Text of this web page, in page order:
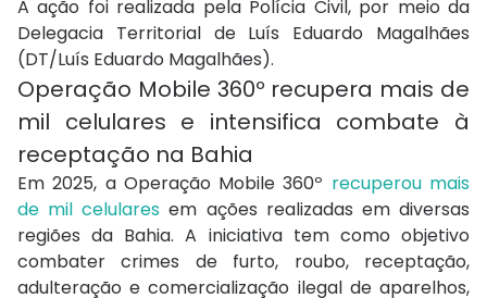
A ação foi realizada pela Polícia Civil, por meio da
Delegacia Territorial de Luís Eduardo Magalhães
(DT/Luís Eduardo Magalhães).
Operação Mobile 360º recupera mais de
mil celulares e intensifica combate à
receptação na Bahia
Em 2025, a Operação Mobile 360º recuperou mais
de mil celulares em ações realizadas em diversas
regiões da Bahia. A iniciativa tem como objetivo
combater crimes de furto, roubo, receptação,
adulteração e comercialização ilegal de aparelhos,